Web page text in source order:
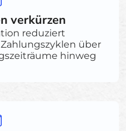
verkürzen
reduziert
über
hinweg